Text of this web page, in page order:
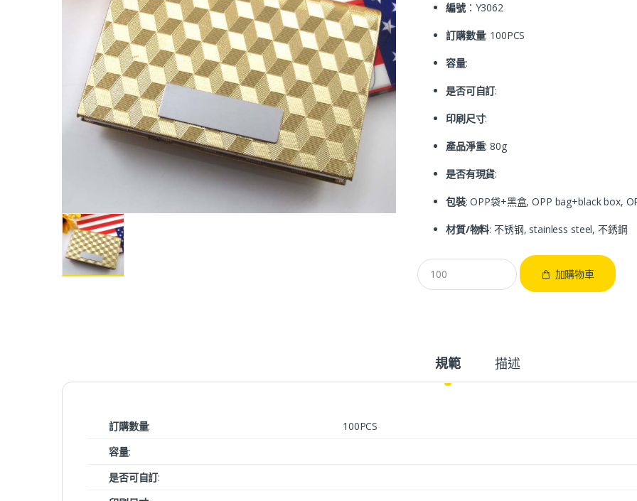
編號：Y3062
訂購數量: 100PCS
容量:
是否可自訂:
印刷尺寸:
產品淨重: 80g
是否有現貨:
包裝: OPP袋+黑盒, OPP bag+black box,
材質/物料: 不锈钢, stainless steel, 不銹鋼
加購物車
規範 描述
訂購數量:
100PCS
容量:
是否可自訂: